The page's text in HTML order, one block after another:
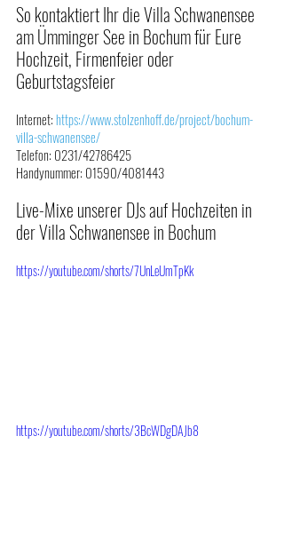
So kontaktiert Ihr die Villa Schwanensee
am Ümminger See in Bochum für Eure
Hochzeit, Firmenfeier oder
Geburtstagsfeier
Internet: https://www.stolzenhoff.de/project/bochum-
villa-schwanensee/
Telefon: 0231/42786425
Handynummer: 01590/4081443
Live-Mixe unserer DJs auf Hochzeiten in
der Villa Schwanensee in Bochum
https://youtube.com/shorts/7UnLeUmTpKk
https://youtube.com/shorts/3BcWDgDAJb8